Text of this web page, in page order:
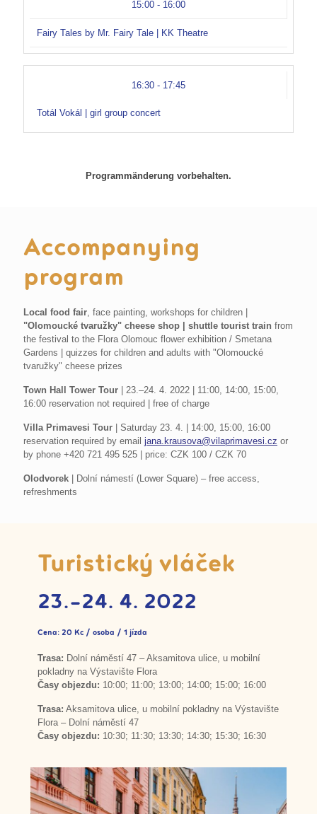
15:00 - 16:00
Fairy Tales by Mr. Fairy Tale | KK Theatre
16:30 - 17:45
Totál Vokál | girl group concert
Programmänderung vorbehalten.
Accompanying
program
Local food fair , face painting, workshops for children |
"Olomoucké tvaružky" cheese shop | shuttle tourist train from
the festival to the Flora Olomouc flower exhibition / Smetana
Gardens | quizzes for children and adults with "Olomoucké
tvaružky" cheese prizes
Town Hall Tower Tour | 23.–24. 4. 2022 | 11:00, 14:00, 15:00,
16:00 reservation not required | free of charge
Villa Primavesi Tour | Saturday 23. 4. | 14:00, 15:00, 16:00
reservation required by email jana.krausova@vilaprimavesi.cz or
by phone +420 721 495 525 | price: CZK 100 / CZK 70
Olodvorek | Dolní námestí (Lower Square) – free access,
refreshments
Turistický vláček
23.–24. 4. 2022
Cena: 20 Kc / osoba / 1 jízda
Trasa: Dolní náměstí 47 – Aksamitova ulice, u mobilní
pokladny na Výstavište Flora
Časy objezdu: 10:00; 11:00; 13:00; 14:00; 15:00; 16:00
Trasa: Aksamitova ulice, u mobilní pokladny na Výstavište
Flora – Dolní náměstí 47
Časy objezdu: 10:30; 11:30; 13:30; 14:30; 15:30; 16:30